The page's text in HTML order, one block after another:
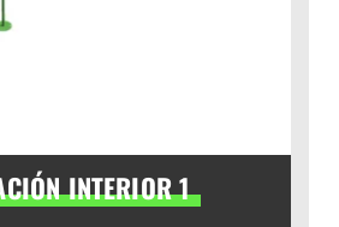
INTERIOR 1